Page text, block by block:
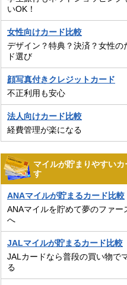
いOK！
女性向けカード比較
デザイン？特典？決済？女性の
ド選び
顔写真付きクレジットカード
不正利用も安心
法人向けカード比較
経費管理が楽になる
マイルが貯まりやすい
す
ANAマイルが貯まるカード比較
ANAマイルを貯めて夢のファー
へ
JALマイルが貯まるカード比較
JALカードなら普段の買い物で
る